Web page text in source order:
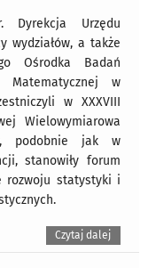
Urzędu
wydziałów, a także
Ośrodka Badań
Matematycznej w
w XXXVIII
Wielowymiarowa
podobnie jak w
stanowiły forum
rozwoju statystyki i
Czytaj dalej